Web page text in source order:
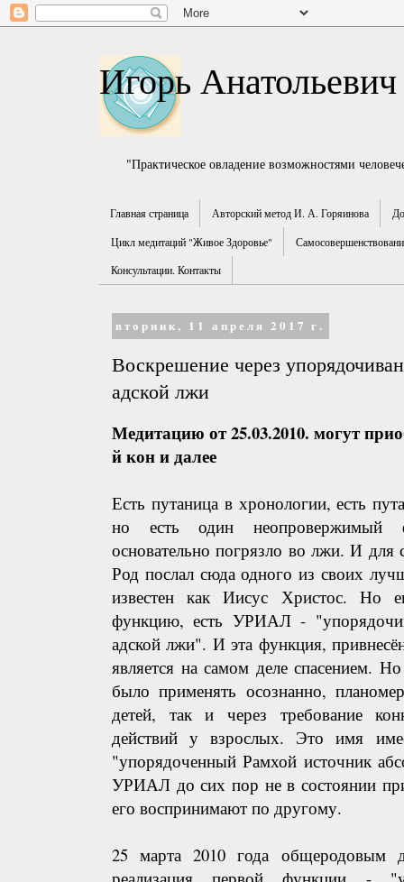
Игорь
"Практическое овладение возможностями
Главная страница Авторский метод И. А. Горяинова
Цикл медитаций "Живое Здоровье"
Консультации. Контакты
вторник, 11 апреля 2017 г.
Воскрешение через
адской лжи
Медитацию от 25.03.2010. могут
й кон и далее
Есть путаница в хронологии, есть
но есть один неопровержимый
основательно погрязло во лжи. И для
Род послал сюда одного из своих
известен как Иисус Христос. Но
функцию, есть УРИАЛ -
адской лжи". И эта функция,
является на самом деле спасением.
было применять осознанно,
детей, так и через требование
действий у взрослых. Это имя
"упорядоченный Рамхой источник
УРИАЛ до сих пор не в состоянии
его воспринимают по другому.
25 марта 2010 года общеродовым